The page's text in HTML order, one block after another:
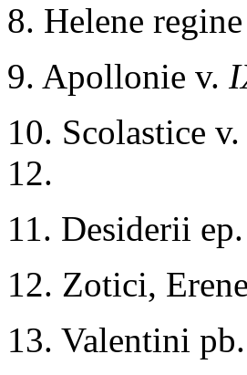
8. Helene regine
9. Apollonie v.
10. Scolastice v.
12.
11. Desiderii
12. Zotici,
13. Valentini